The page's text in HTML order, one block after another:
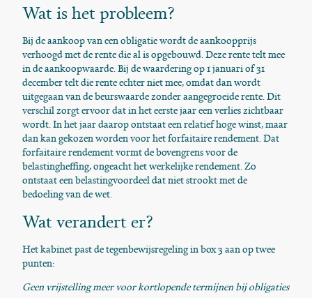
Wat is het probleem?
Bij de aankoop van een obligatie wordt de aankoopprijs
verhoogd met de rente die al is opgebouwd. Deze rente telt mee
in de aankoopwaarde. Bij de waardering op 1 januari of 31
december telt die rente echter niet mee, omdat dan wordt
uitgegaan van de beurswaarde zonder aangegroeide rente. Dit
verschil zorgt ervoor dat in het eerste jaar een verlies zichtbaar
wordt. In het jaar daarop ontstaat een relatief hoge winst, maar
dan kan gekozen worden voor het forfaitaire rendement. Dat
forfaitaire rendement vormt de bovengrens voor de
belastingheffing, ongeacht het werkelijke rendement. Zo
ontstaat een belastingvoordeel dat niet strookt met de
bedoeling van de wet.
Wat verandert er?
Het kabinet past de tegenbewijsregeling in box 3 aan op twee
punten:
Geen vrijstelling meer voor kortlopende termijnen bij obligaties